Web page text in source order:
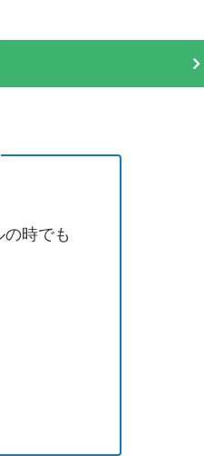
時でも